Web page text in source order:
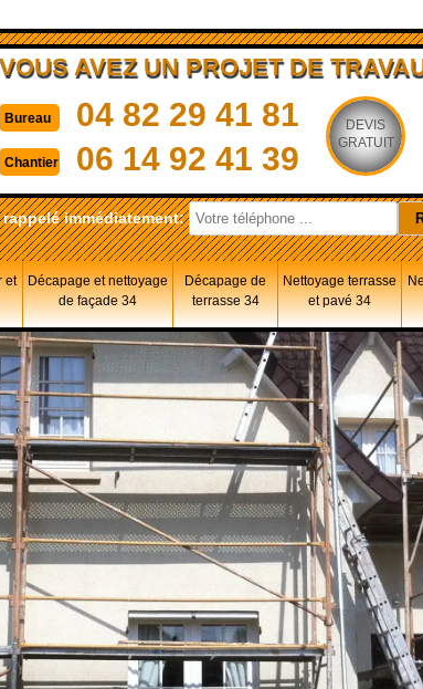
VOUS AVEZ UN PROJET DE
Bureau 04 82 29 41 81
Chantier 06 14 92 41 39
DEVIS
GRATUIT
rappelé immédiatement:
et
Décapage et nettoyage
de façade 34
Décapage de
terrasse 34
Nettoyage terrasse
et pavé 34